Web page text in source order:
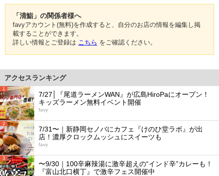
「清鮨」の関係者様へ
favyアカウント(無料)を作成すると、自分のお店の情報を編集し掲
載することができます。
詳しい情報とご登録は こちら をご確認ください。
アクセスランキング
1
7/27│『尾道ラーメンWAN』が広島HiroPaにオープン！
キッズラーメン無料イベント開催
favy
2
7/31〜｜新静岡セノバにカフェ『けのひ堂ラボ』が出
店！濃厚クロックムッシュにスイーツも
favy
3
〜9/30｜100辛麻辣湯に激辛超えの“インド辛”カレーも！
『富山北口横丁』で激辛フェス開催中